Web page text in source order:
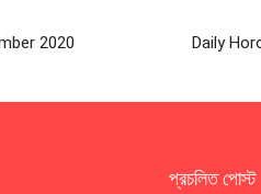
2020 Daily
প্রচলিত পোস্ট